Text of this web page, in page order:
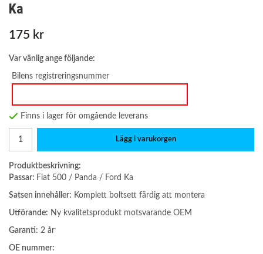
Ka
175 kr
Var vänlig ange följande:
Bilens registreringsnummer
Finns i lager för omgående leverans
Lägg i varukorgen
Produktbeskrivning:
Passar: Fiat 500 / Panda / Ford Ka
Satsen innehåller: Komplett boltsett färdig att montera
Utförande: Ny kvalitetsprodukt motsvarande OEM
Garanti: 2 år
OE nummer: